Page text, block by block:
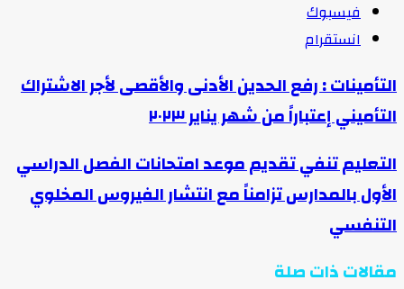
فيسبوك
انستقرام
التأمينات : رفع الحدين الأدنى والأقصى لأجر الاشتراك
التأميني إعتباراً من شهر يناير ٢٠٢٣
التعليم تنفي تقديم موعد امتحانات الفصل الدراسي
الأول بالمدارس تزامناً مع انتشار الفيروس المخلوي
التنفسي
مقالات ذات صلة